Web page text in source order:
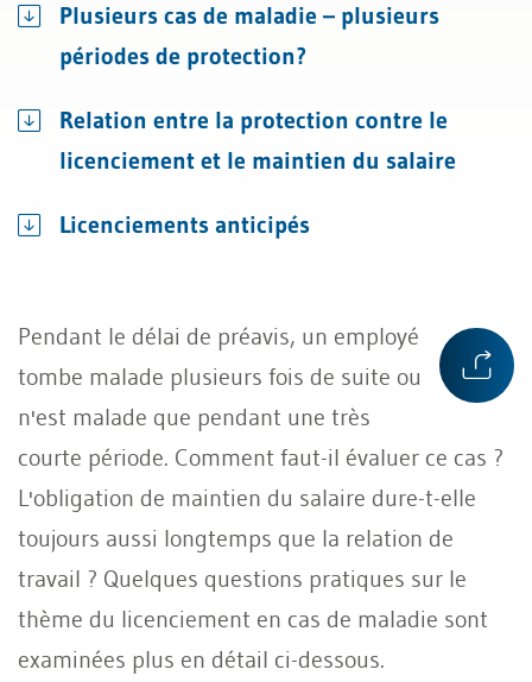
Plusieurs cas de maladie – plusieurs
périodes de protection?
Relation entre la protection contre le
licenciement et le maintien du salaire
Licenciements anticipés
Pendant le délai de préavis, un employé
tombe malade plusieurs fois de suite ou
n'est malade que pendant une très
courte période. Comment faut-il évaluer ce cas ?
L'obligation de maintien du salaire dure-t-elle
toujours aussi longtemps que la relation de
travail ? Quelques questions pratiques sur le
thème du licenciement en cas de maladie sont
examinées plus en détail ci-dessous.